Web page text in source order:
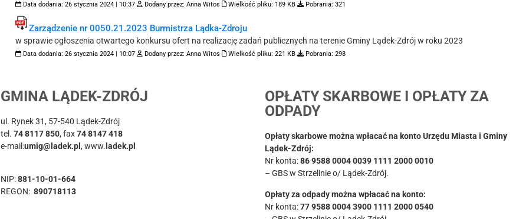
Data dodania: 26 stycznia 2024 | 10:37 Dodany przez: Anna Witos Wielkość pliku: 189 KB Pobrania: 321
Zarządzenie nr 0050.21.2023 Burmistrza Lądka-Zdroju
w sprawie ogłoszenia otwartego konkursu ofert na realizację zadań publicznych na terenie Gminy Lądek-Zdrój w roku 2023
Data dodania: 26 stycznia 2024 | 10:07 Dodany przez: Anna Witos Wielkość pliku: 221 KB Pobrania: 298
GMINA LĄDEK-ZDRÓJ
ul. Rynek 31, 57-540 Lądek-Zdrój
tel. 74 8117 850, fax74 8147 418
e-mail:umig@ladek.pl , www. ladek.pl
NIP:881-10-01-664
REGON: 890718113
OPŁATY SKARBOWE I OPŁATY ZA
ODPADY
Opłaty skarbowe można wpłacać na konto Urzędu Miasta i Gminy
Lądek-Zdrój:
Nr konta:86 9588 0004 0039 1111 2000 0010
– GBS w Strzelinie o/ Lądek-Zdrój.
Opłaty za odpady można wpłacać na konto:
Nr konta:77 9588 0004 3900 1111 2000 0540